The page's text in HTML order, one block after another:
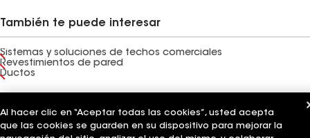
También te puede interesar
Sistemas y soluciones de techos comerciales
Revestimientos de pared
Ductos
Aviso para los solicitantes Código de conducta para proveedores
Tus opciones de privacidad
Configuración de cookies
Al hacer clic en “Aceptar todas las cookies”, usted acepta
que las cookies se guarden en su dispositivo para mejorar la